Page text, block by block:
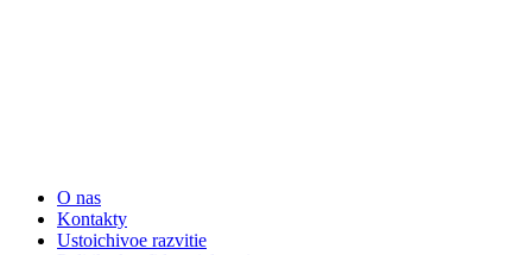
O nas
Kontakty
Ustoichivoe razvitie